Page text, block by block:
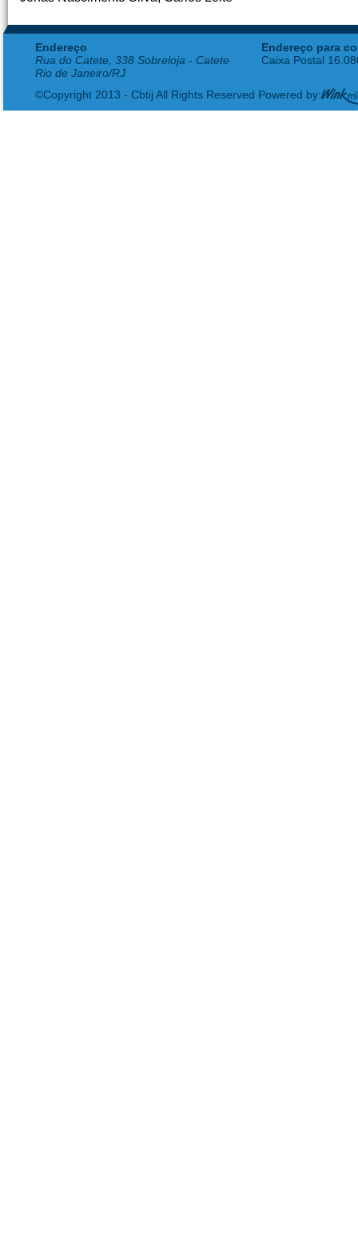
Endereço
Rua do Catete, 338 Sobreloja - Catete
Rio de Janeiro/RJ
Endereço para
Caixa Postal
©Copyright 2013 - Cbtij All Rights Reserved Powered by: